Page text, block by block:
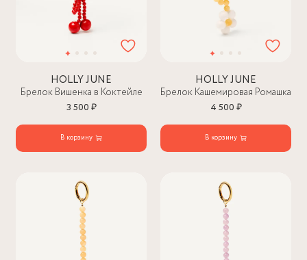
HOLLY JUNE
Брелок Вишенка в Коктейле
3 500 ₽
В корзину
HOLLY JUNE
Брелок Кашемировая Ромашка
4 500 ₽
В корзину